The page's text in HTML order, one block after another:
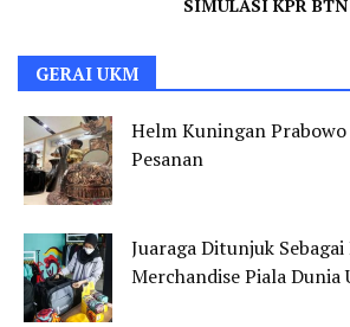
SIMULASI KPR BTN
GERAI UKM
Helm Kuningan
Pesanan
Juaraga Ditunjuk
Merchandise Piala Dunia